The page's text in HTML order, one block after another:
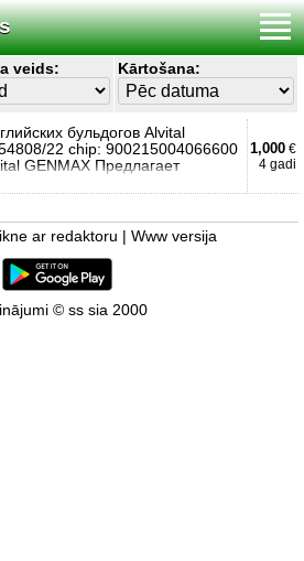
veids: Kārtošana:
бульдогов Alvital
22 chip: 900215004066600
GENMAX Предлагает
1,000 €
4 gadi
ar redaktoru Www versija
© ss sia 2000